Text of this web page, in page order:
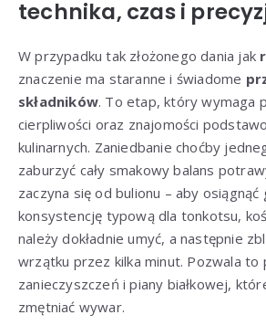
technika, czas i
W przypadku tak złożonego dania jak
znaczenie ma staranne i świadome
składników. To etap, który wymaga
cierpliwości oraz znajomości
kulinarnych. Zaniedbanie choćby
zaburzyć cały smakowy balans
zaczyna się od bulionu – aby osiągnąć
konsystencję typową dla tonkotsu,
należy dokładnie umyć, a następnie
wrzątku przez kilka minut. Pozwala to
zanieczyszczeń i piany białkowej,
zmętniać wywar.